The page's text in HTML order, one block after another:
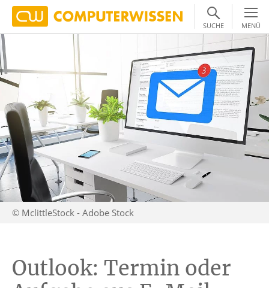
SUCHE MENÜ
© MclittleStock - Adobe Stock
Outlook: Termin oder